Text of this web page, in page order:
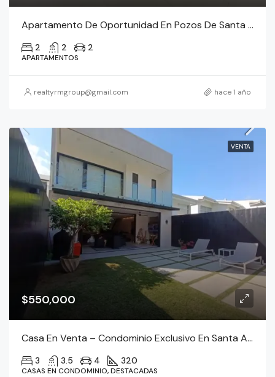
Apartamento De Oportunidad En Pozos De Santa Ana – Límite Con Guachipelín
2 2 2
APARTAMENTOS
realtyrmgroup@gmail.com hace 1 año
VENTA
$550,000
Casa En Venta – Condominio Exclusivo En Santa Ana
3 3.5 4 320
CASAS EN CONDOMINIO, DESTACADAS